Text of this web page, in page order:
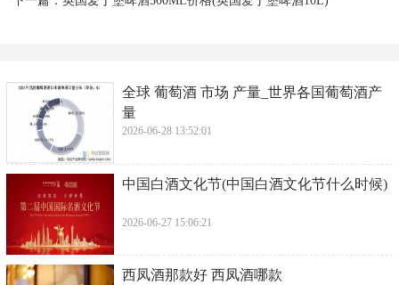
​全球 葡萄酒 市场 产量_世界各国葡萄酒产
量
2026-06-28 13:52:01
​中国白酒文化节(中国白酒文化节什么时候)
2026-06-27 15:06:21
​西凤酒那款好 西凤酒哪款